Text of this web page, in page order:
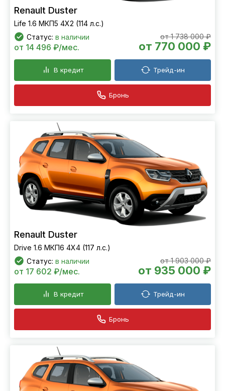
Renault Duster
Life 1.6 МКП5 4Х2 (114 л.с.)
Статус: в наличии от 1 738 000 ₽
от 770 000 ₽
от 14 496 ₽/мес.
В кредит Трейд-ин
Бронь
Renault Duster
Drive 1.6 МКП6 4Х4 (117 л.с.)
Статус: в наличии от 1 903 000 ₽
от 935 000 ₽
от 17 602 ₽/мес.
В кредит Трейд-ин
Бронь